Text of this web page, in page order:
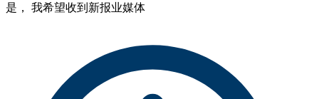
是， 我希望收到新报业媒体